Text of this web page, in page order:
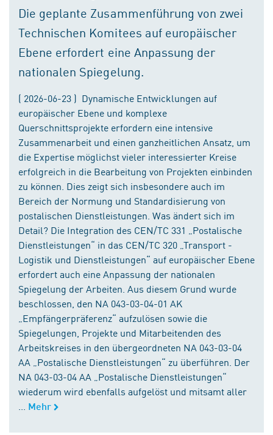
Die geplante Zusammenführung von zwei
Technischen Komitees auf europäischer
Ebene erfordert eine Anpassung der
nationalen Spiegelung.
( 2026-06-23 ) Dynamische Entwicklungen auf
europäischer Ebene und komplexe
Querschnittsprojekte erfordern eine intensive
Zusammenarbeit und einen ganzheitlichen Ansatz, um
die Expertise möglichst vieler interessierter Kreise
erfolgreich in die Bearbeitung von Projekten einbinden
zu können. Dies zeigt sich insbesondere auch im
Bereich der Normung und Standardisierung von
postalischen Dienstleistungen. Was ändert sich im
Detail? Die Integration des CEN/TC 331 „Postalische
Dienstleistungen“ in das CEN/TC 320 „Transport -
Logistik und Dienstleistungen“ auf europäischer Ebene
erfordert auch eine Anpassung der nationalen
Spiegelung der Arbeiten. Aus diesem Grund wurde
beschlossen, den NA 043-03-04-01 AK
„Empfängerpräferenz“ aufzulösen sowie die
Spiegelungen, Projekte und Mitarbeitenden des
Arbeitskreises in den übergeordneten NA 043-03-04
AA „Postalische Dienstleistungen“ zu überführen. Der
NA 043-03-04 AA „Postalische Dienstleistungen“
wiederum wird ebenfalls aufgelöst und mitsamt aller
Mehr